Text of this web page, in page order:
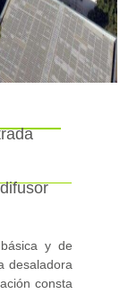
y de
desaladora
consta